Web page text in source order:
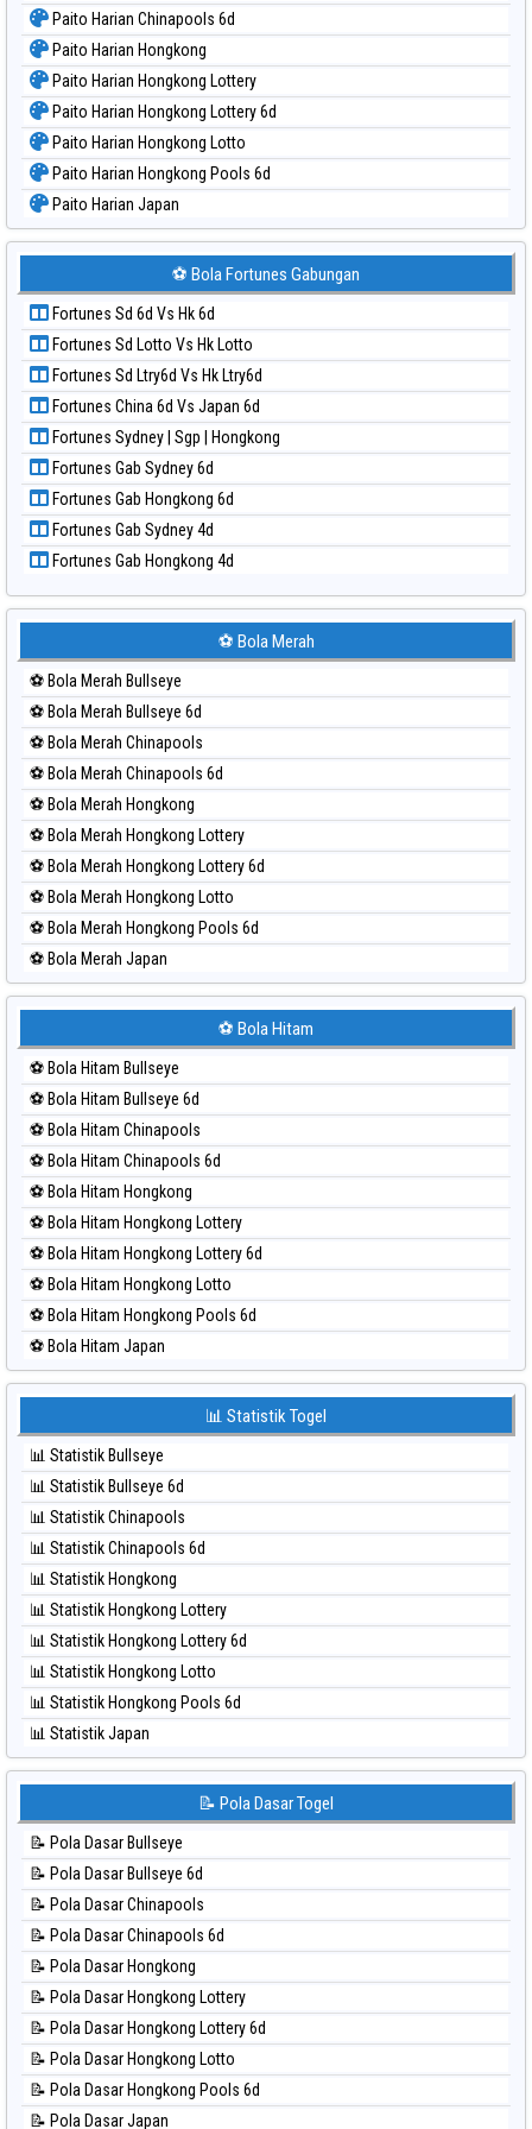
Paito Harian Chinapools 6d
Paito Harian Hongkong
Paito Harian Hongkong Lottery
Paito Harian Hongkong Lottery 6d
Paito Harian Hongkong Lotto
Paito Harian Hongkong Pools 6d
Paito Harian Japan
Paito Harian Japan 6d
Paito Harian Korea
Paito Harian Kuda Lari
Paito Harian Magnum Cambodia
Paito Harian Nagoya
Paito Harian New York Midday
Paito Harian North Carolina Day
Paito Harian Pcso
Paito Harian Pennsylvania Day
Paito Harian Sao Paulo
Paito Harian Singapore
Paito Harian Sydney
Paito Harian Sydney Lottery
Paito Harian Sydney Lottery 6d
Paito Harian Sydney Lotto
Paito Harian Sydney Pools 6d
Paito Harian Taipei
Paito Harian Taiwan
⚽ Bola Fortunes Gabungan
Fortunes Sd 6d Vs Hk 6d
Fortunes Sd Lotto Vs Hk Lotto
Fortunes Sd Ltry6d Vs Hk Ltry6d
Fortunes China 6d Vs Japan 6d
Fortunes Sydney | Sgp | Hongkong
Fortunes Gab Sydney 6d
Fortunes Gab Hongkong 6d
Fortunes Gab Sydney 4d
Fortunes Gab Hongkong 4d
⚽ Bola Merah
⚽ Bola Merah Bullseye
⚽ Bola Merah Bullseye 6d
⚽ Bola Merah Chinapools
⚽ Bola Merah Chinapools 6d
⚽ Bola Merah Hongkong
⚽ Bola Merah Hongkong Lottery
⚽ Bola Merah Hongkong Lottery 6d
⚽ Bola Merah Hongkong Lotto
⚽ Bola Merah Hongkong Pools 6d
⚽ Bola Merah Japan
⚽ Bola Merah Japan 6d
⚽ Bola Merah Kuda Lari
⚽ Bola Merah Magnum Cambodia
⚽ Bola Merah Nagoya
⚽ Bola Merah North Carolina Day
⚽ Bola Merah Pcso
⚽ Bola Merah Sao Paulo
⚽ Bola Merah Singapore
⚽ Bola Merah Sydney
⚽ Bola Merah Sydney Lottery
⚽ Bola Merah Sydney Lottery 6d
⚽ Bola Merah Sydney Lotto
⚽ Bola Merah Taiwan
⚽ Bola Hitam
⚽ Bola Hitam Bullseye
⚽ Bola Hitam Bullseye 6d
⚽ Bola Hitam Chinapools
⚽ Bola Hitam Chinapools 6d
⚽ Bola Hitam Hongkong
⚽ Bola Hitam Hongkong Lottery
⚽ Bola Hitam Hongkong Lottery 6d
⚽ Bola Hitam Hongkong Lotto
⚽ Bola Hitam Hongkong Pools 6d
⚽ Bola Hitam Japan
⚽ Bola Hitam Japan 6d
⚽ Bola Hitam Kuda Lari
⚽ Bola Hitam Magnum Cambodia
⚽ Bola Hitam Nagoya
⚽ Bola Hitam North Carolina Day
⚽ Bola Hitam Pcso
⚽ Bola Hitam Sao Paulo
⚽ Bola Hitam Singapore
⚽ Bola Hitam Sydney
⚽ Bola Hitam Sydney Lottery
⚽ Bola Hitam Sydney Lottery 6d
⚽ Bola Hitam Sydney Lotto
⚽ Bola Hitam Taiwan
📊 Statistik Togel
📊 Statistik Bullseye
📊 Statistik Bullseye 6d
📊 Statistik Chinapools
📊 Statistik Chinapools 6d
📊 Statistik Hongkong
📊 Statistik Hongkong Lottery
📊 Statistik Hongkong Lottery 6d
📊 Statistik Hongkong Lotto
📊 Statistik Hongkong Pools 6d
📊 Statistik Japan
📊 Statistik Japan 6d
📊 Statistik Kuda Lari
📊 Statistik Magnum Cambodia
📊 Statistik Nagoya
📊 Statistik New York Midday
📊 Statistik North Carolina Day
📊 Statistik Pcso
📊 Statistik Pennsylvania Day
📊 Statistik Sao Paulo
📊 Statistik Singapore
📊 Statistik Sydney
📝 Pola Dasar Togel
📝 Pola Dasar Bullseye
📝 Pola Dasar Bullseye 6d
📝 Pola Dasar Chinapools
📝 Pola Dasar Chinapools 6d
📝 Pola Dasar Hongkong
📝 Pola Dasar Hongkong Lottery
📝 Pola Dasar Hongkong Lottery 6d
📝 Pola Dasar Hongkong Lotto
📝 Pola Dasar Hongkong Pools 6d
📝 Pola Dasar Japan